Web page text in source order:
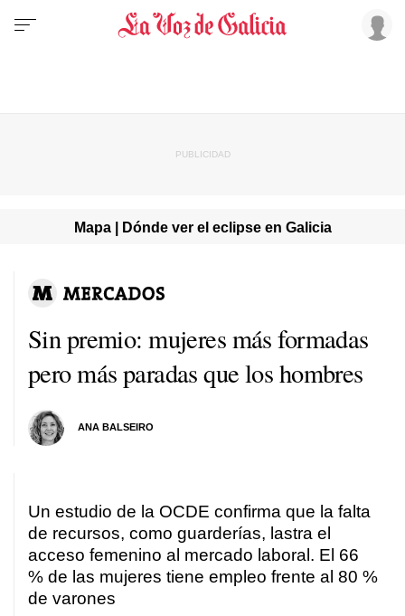
Mapa | Dónde ver el eclipse en Galicia
Sin premio: mujeres más formadas
pero más paradas que los hombres
ANA BALSEIRO
Un estudio de la OCDE confirma que la falta
de recursos, como guarderías, lastra el
acceso femenino al mercado laboral. El 66
% de las mujeres tiene empleo frente al 80 %
de varones